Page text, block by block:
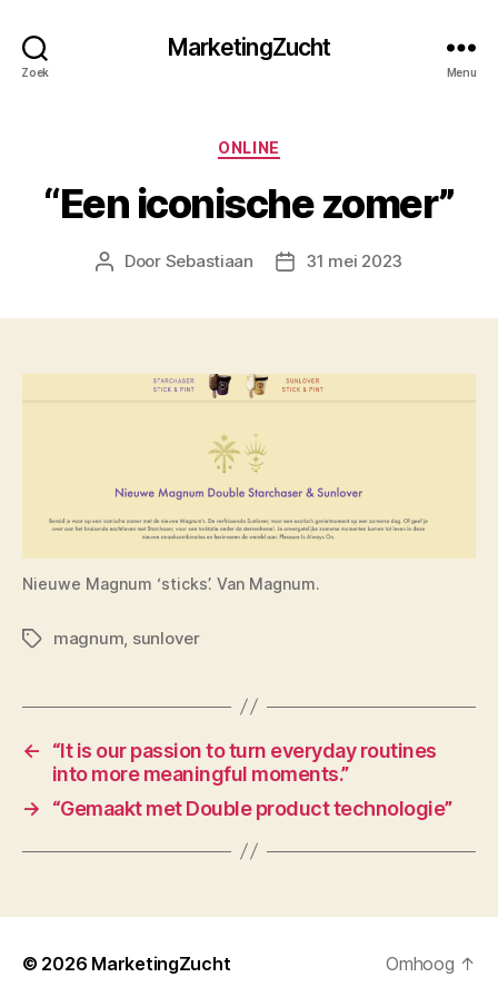
Zoek
MarketingZucht
Menu
Categorieën
ONLINE
“Een iconische zomer”
Berichtauteur
Door Sebastiaan Berichtdatum
31 mei 2023
Nieuwe Magnum ‘sticks’. Van Magnum.
Tagsmagnum sunlover
←
“It is our passion to turn everyday routines
into more meaningful moments.”
→
“Gemaakt met Double product technologie”
© 2026 MarketingZucht Omhoog ↑